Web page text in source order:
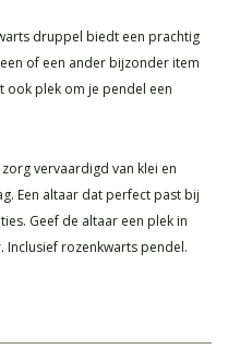
druppel biedt een prachtig
of een ander bijzonder item
ook plek om je pendel een
vervaardigd van klei en
Een altaar dat perfect past bij
Geef de altaar een plek in
Inclusief rozenkwarts pendel.